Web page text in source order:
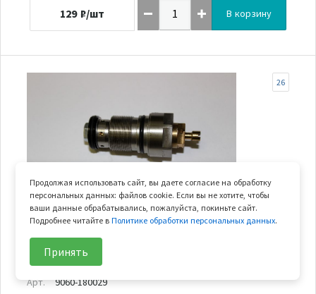
129 ₽/шт В корзину
втулка дистанционная установчная Z6
26
Арт.
9060-180029
Продолжая использовать сайт, вы даете согласие на обработку
персональных данных: файлов cookie. Если вы не хотите, чтобы
ваши данные обрабатывались, пожалуйста, покиньте сайт.
Подробнее читайте вПолитике обработки персональных данных.
Принять